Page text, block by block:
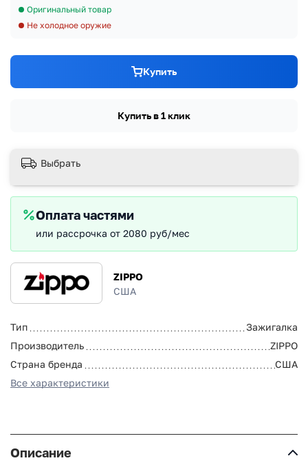
ZIPPO
США
Тип
Зажигалка
Производитель
ZIPPO
Страна бренда
США
Все характеристики
Оригинальный товар
Не холодное оружие
Купить
Купить в 1 клик
Выбрать
Оплата частями
или рассрочка от 2080 руб/мес
Описание